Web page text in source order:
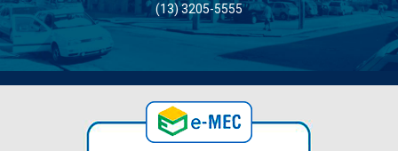
(13) 3205-5555